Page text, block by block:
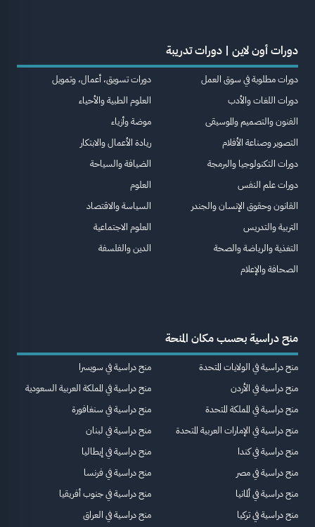
دورات أون لاين | دورات تدريبة
دورات مطلوبة في سوق العمل
دورات اللغات والأدب
الفنون والتصميم والموسيقى
التصوير وصناعة الأفلام
دورات التكنولوجيا والبرمجة
دورات علم النفس
القانون وحقوق الإنسان والجندر
التربية والتدريس
التغذية والرياضة والصحة
الصحافة والإعلام
دورات تسويق، أعمال، وتمويل
العلوم الطبية والأحياء
موضة وأزياء
ريادة الأعمال والابتكار
الضيافة والسياحة
العلوم
السياسة والاقتصاد
العلوم الاجتماعية
الدين والفلسفة
منح دراسية بحسب مكان المنحة
منح دراسية في الولايات المتحدة
منح دراسية في الأردن
منح دراسية في المملكة المتحدة
منح دراسية في الإمارات العربية المتحدة
منح دراسية في كندا
منح دراسية في مصر
منح دراسية في ألمانيا
منح دراسية في تركيا
منح دراسية في سويسرا
منح دراسية في المملكة العربية السعودية
منح دراسية في سنغافورة
منح دراسية في لبنان
منح دراسية في إيطاليا
منح دراسية في فرنسا
منح دراسية في جنوب أفريقيا
منح دراسية في العراق